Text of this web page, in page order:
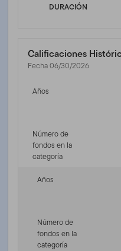
DURACIÓN
Calificaciones
Fecha 06/30/2026
Años
Número de
fondos en la
categoría
Años
Número de
fondos en la
categoría